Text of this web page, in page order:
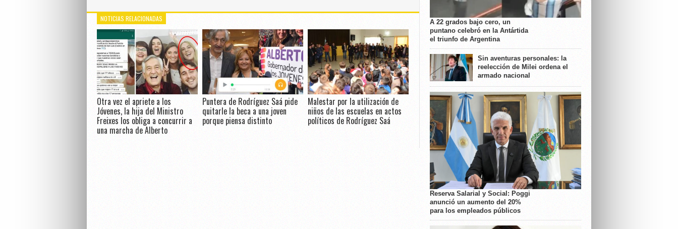
NOTICIAS RELACIONADAS
Otra vez el apriete a los
Jóvenes, la hija del Ministro
Freixes los obliga a concurrir a
una marcha de Alberto
Puntera de Rodríguez Saá pide
quitarle la beca a una joven
porque piensa distinto
Malestar por la utilización de
niños de las escuelas en actos
políticos de Rodríguez Saá
A 22 grados bajo cero, un
puntano celebró en la Antártida
el triunfo de Argentina
Sin aventuras personales: la
reelección de Milei ordena el
armado nacional
Reserva Salarial y Social: Poggi
anunció un aumento del 20%
para los empleados públicos